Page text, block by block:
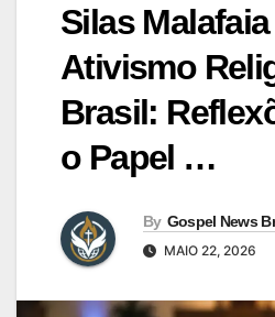
Silas
Ativismo
Brasil:
o Papel …
By Gospel News
MAIO 22, 2026